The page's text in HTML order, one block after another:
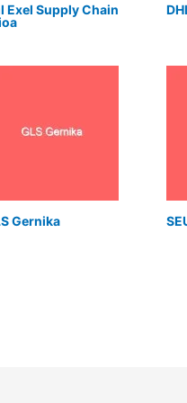
Exel Supply Chain
Gernika